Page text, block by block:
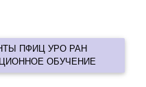
ПФИЦ УРО РАН
ОБУЧЕНИЕ